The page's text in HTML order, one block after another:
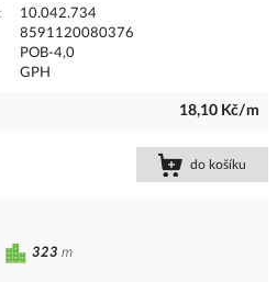
10.042.734
8591120080376
POB-4,0
GPH
18,10 Kč/m
do košíku
323 m